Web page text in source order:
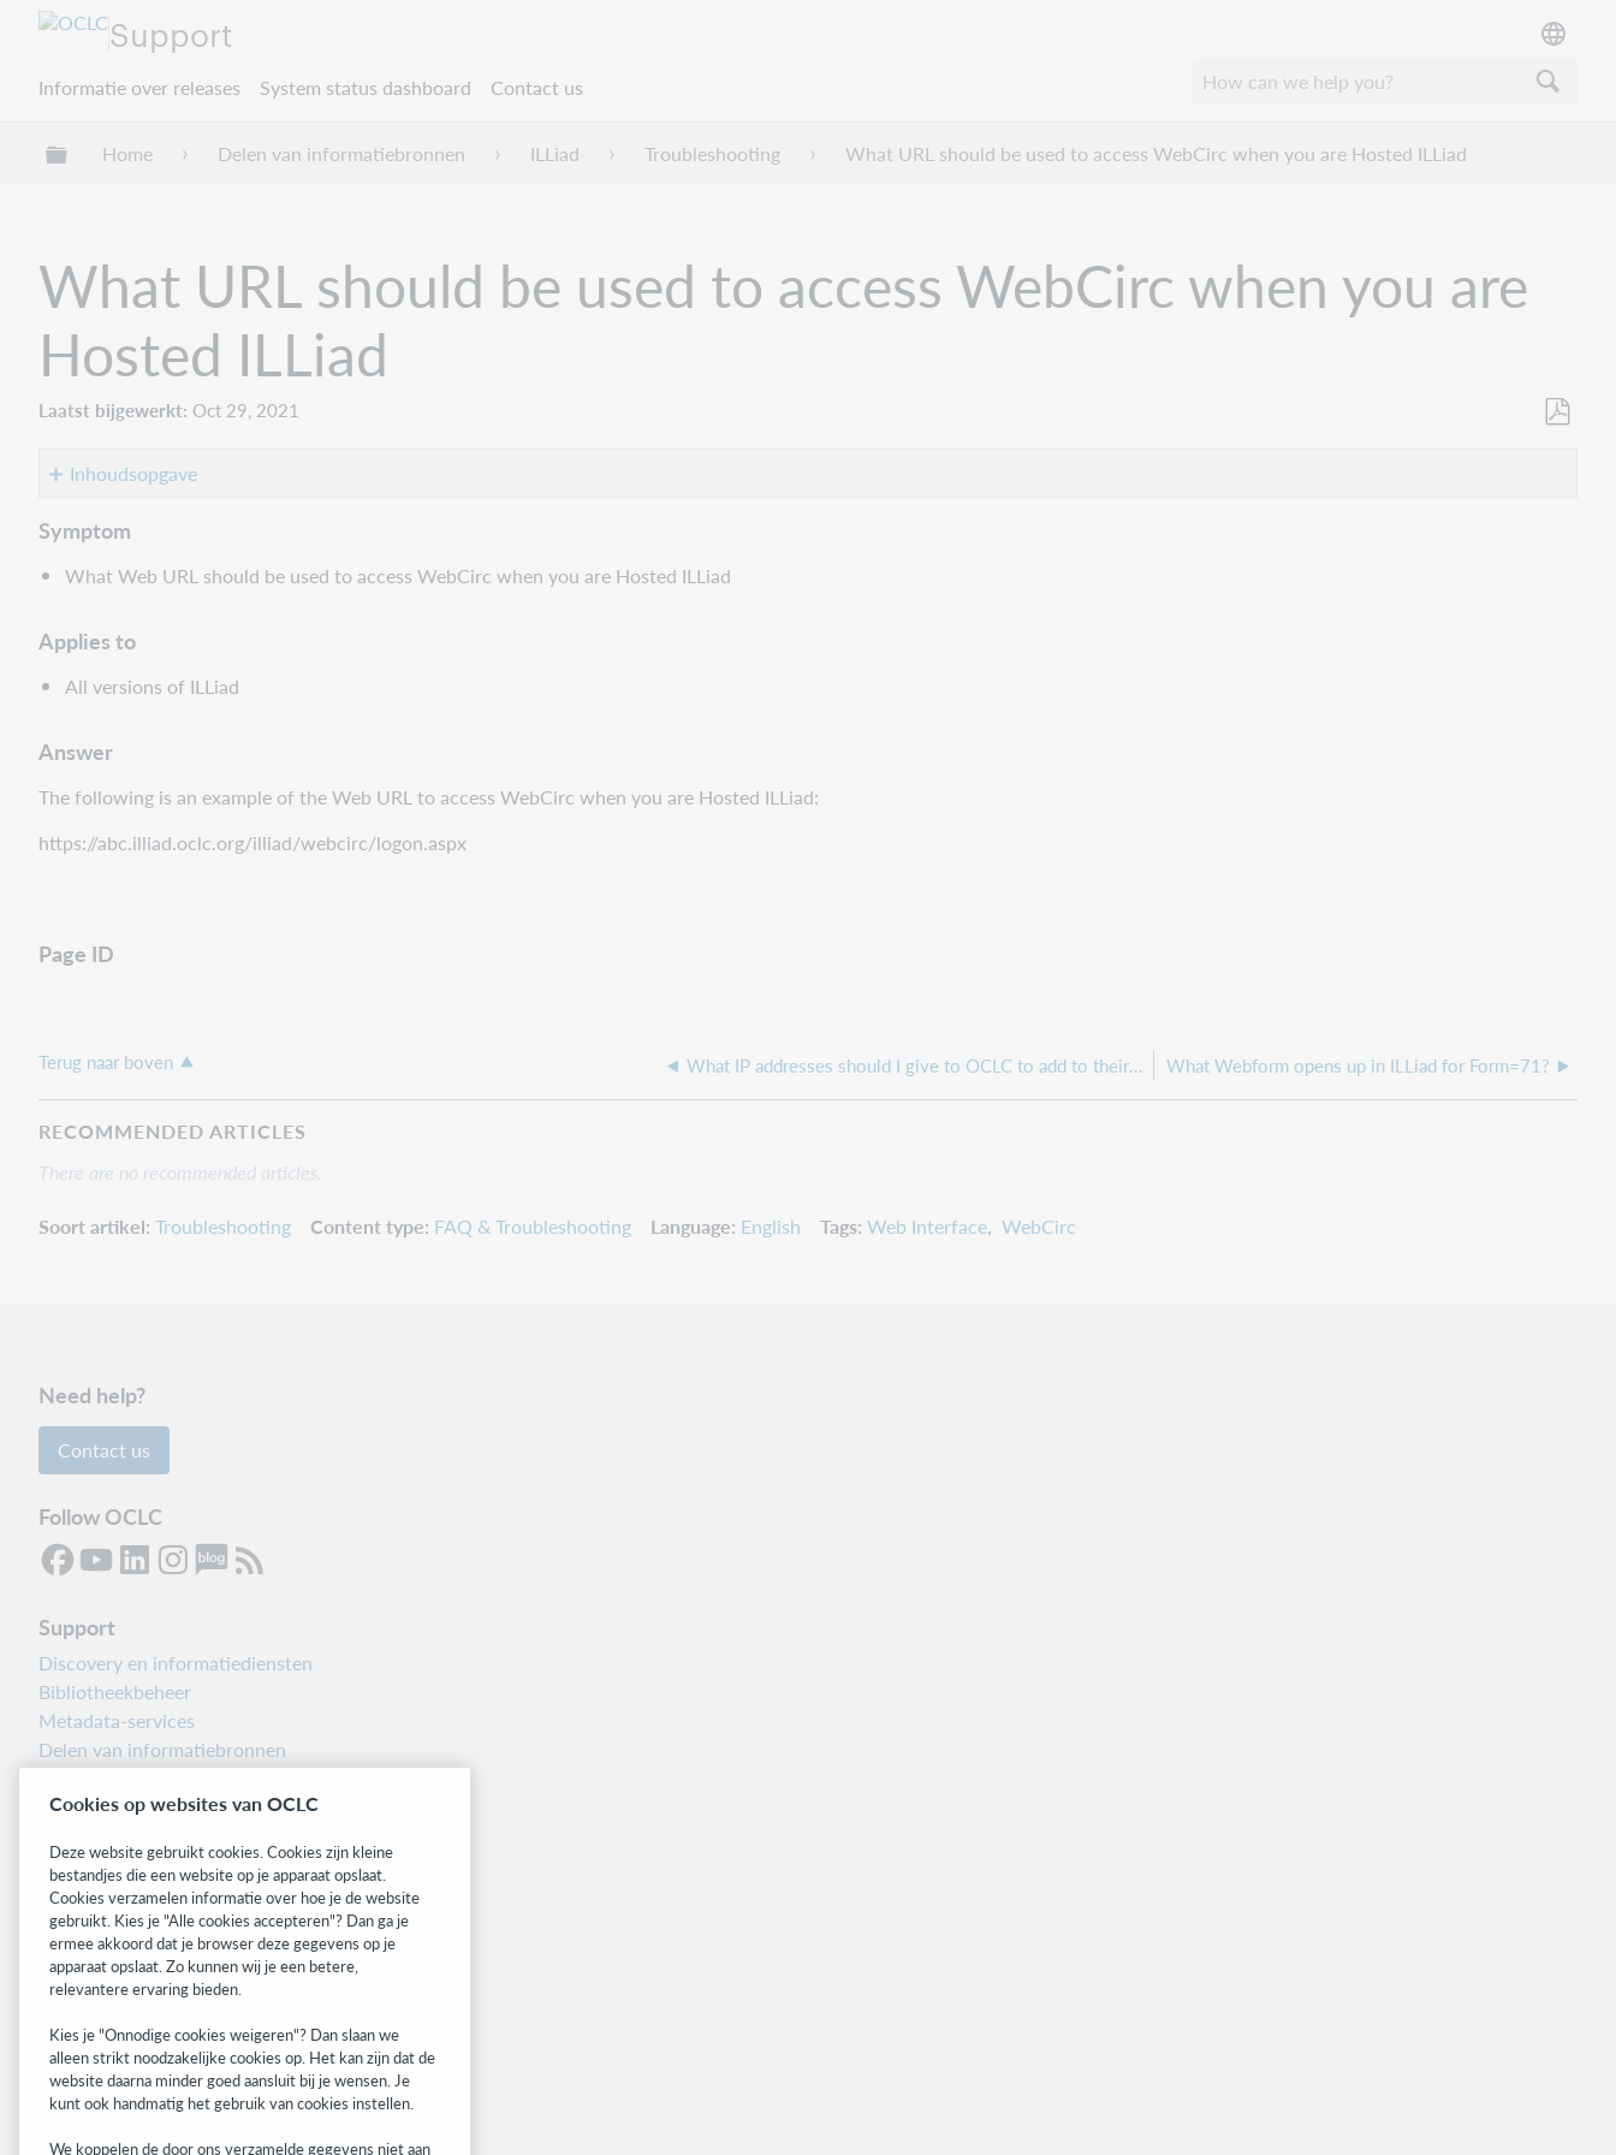
Support
Informatie over releases System status dashboard Contact us
Mondiale hiërarchie uitvouwen / samenvouwen
Home Delen van informatiebronnen ILLiad Troubleshooting What URL should be used to access WebCirc when you are Hosted ILLiad
What URL should be used to access WebCirc when you are
Hosted ILLiad
Laatst bijgewerkt Oct 29, 2021
Inhoudsopgave
Symptom
to
Page
ID
Symptom
What Web URL should be used to access WebCirc when you are Hosted ILLiad
Applies to
All versions of ILLiad
Answer
The following is an example of the Web URL to access WebCirc when you are Hosted ILLiad:
https://abc.illiad.oclc.org/illiad/webcirc/logon.aspx
Page ID
Terug naar boven What IP addresses should I give to OCLC to add to their ILLiad Firewall? What Webform opens up in ILLiad for Form=71?
RECOMMENDED ARTICLES
There are no recommended articles.
Soort artikel Troubleshooting Content type FAQ & Troubleshooting Language English Tags Web Interface WebCirc
Need help?
Contact us
Follow OCLC
Support
Discovery en informatiediensten
Bibliotheekbeheer
Metadata-services
Delen van informatiebronnen
Informatie over releases
Related sites
OCLC.org
BibFormats
Community
WebJunction
Developer Network
Cookies op websites van OCLC
Deze website gebruikt cookies. Cookies zijn kleine
bestandjes die een website op je apparaat opslaat.
Cookies verzamelen informatie over hoe je de website
gebruikt. Kies je "Alle cookies accepteren"? Dan ga je
ermee akkoord dat je browser deze gegevens op je
apparaat opslaat. Zo kunnen wij je een betere,
relevantere ervaring bieden.
Kies je "Onnodige cookies weigeren"? Dan slaan we
alleen strikt noodzakelijke cookies op. Het kan zijn dat de
website daarna minder goed aansluit bij je wensen. Je
kunt ook handmatig het gebruik van cookies instellen.
We koppelen de door ons verzamelde gegevens niet aan